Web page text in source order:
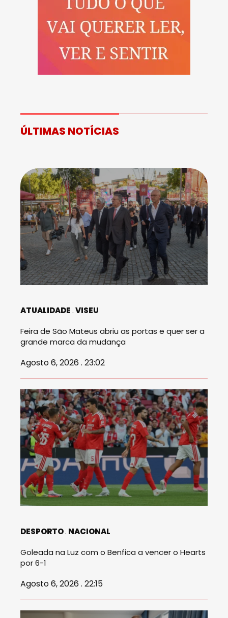
ÚLTIMAS NOTÍCIAS
ATUALIDADE VISEU
Feira de São Mateus abriu as portas e quer ser a
grande marca da mudança
Agosto 6, 2026 . 23:02
DESPORTO NACIONAL
Goleada na Luz com o Benfica a vencer o Hearts
por 6-1
Agosto 6, 2026 . 22:15